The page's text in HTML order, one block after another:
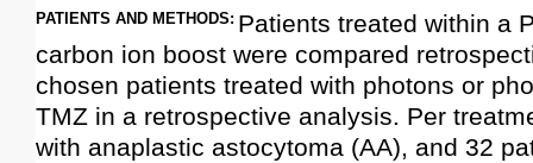
PATIENTS AND METHODS: Patients treated within a
carbon ion boost were compared
chosen patients treated with photons or
TMZ in a retrospective analysis. Per
with anaplastic astocytoma (AA), and 32